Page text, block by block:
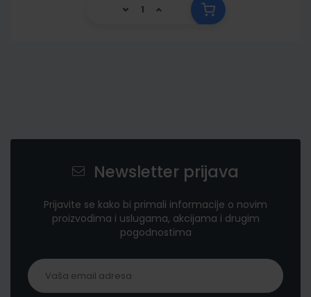
Newsletter prijava
Prijavite se kako bi primali informacije o novim
proizvodima i uslugama, akcijama i drugim
pogodnostima